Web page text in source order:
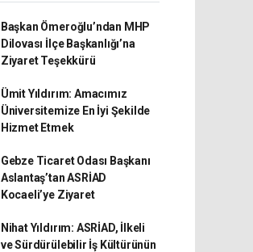
Başkan Ömeroğlu’ndan MHP
Dilovası İlçe Başkanlığı’na
Ziyaret Teşekkürü
Ümit Yıldırım: Amacımız
Üniversitemize En İyi Şekilde
Hizmet Etmek
Gebze Ticaret Odası Başkanı
Aslantaş’tan ASRİAD
Kocaeli’ye Ziyaret
Nihat Yıldırım: ASRİAD, İlkeli
ve Sürdürülebilir İş Kültürünün